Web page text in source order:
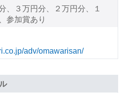
、３万円分、２万円分、１
参加賞あり
adv/omawarisan/